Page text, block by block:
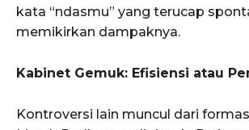
kata “ndasmu” yang terucap
memikirkan dampaknya.
Kabinet Gemuk: Efisiensi atau
Kontroversi lain muncul dari